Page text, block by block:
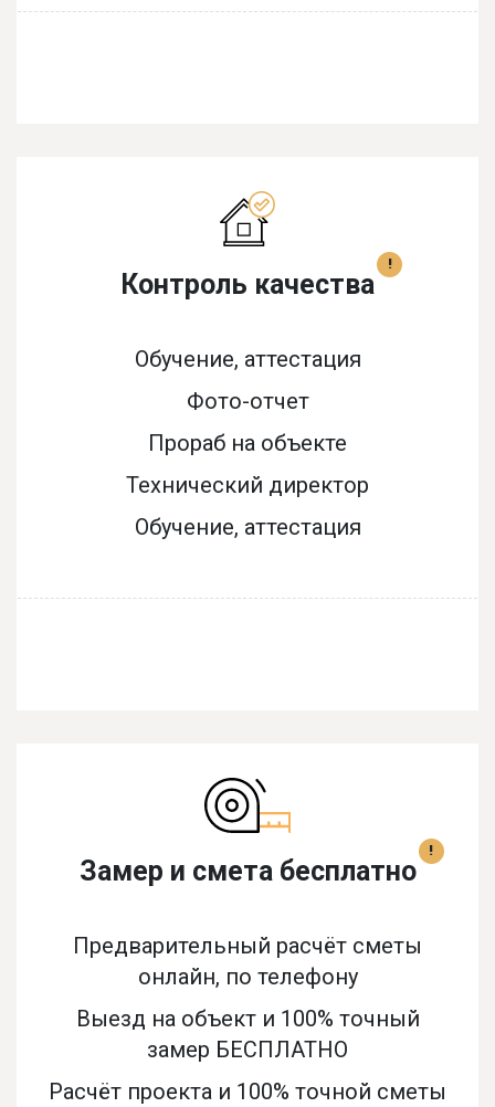
Контроль качества
!
Обучение, аттестация
Фото-отчет
Прораб на объекте
Технический директор
Обучение, аттестация
Замер и смета бесплатно
!
Предварительный расчёт сметы
онлайн, по телефону
Выезд на объект и 100% точный
замер БЕСПЛАТНО
Расчёт проекта и 100% точной сметы